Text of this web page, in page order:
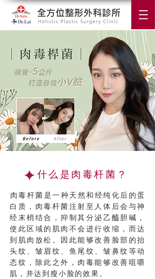
什么是肉毒杆菌？
​肉毒杆菌是一种天然和经纯化后的蛋
白质，肉毒杆菌注射至人体后会与神
经末梢结合，抑制其分泌乙醯胆碱，
使此区域的肌肉不会进行收缩，而达
到肌肉放松。因此能够改善脸部的抬
头纹、皱眉纹、鱼尾纹、皱鼻纹等动
态纹，除此之外，肉毒能够改善咀嚼
肌，并达到瘦小脸的效果。